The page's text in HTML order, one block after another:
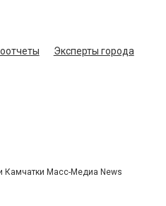
Эксперты города
Камчатки Масс-Медиа News